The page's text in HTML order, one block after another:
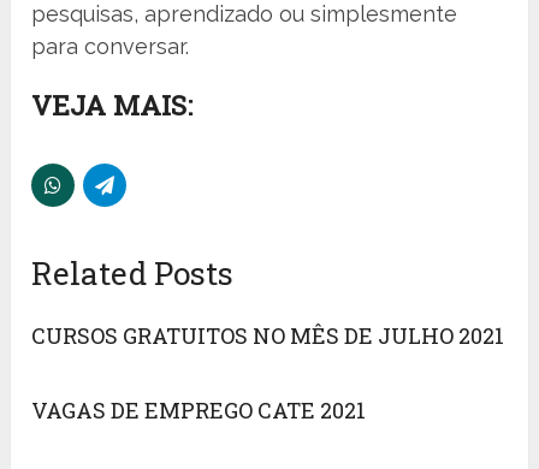
pesquisas, aprendizado ou simplesmente
para conversar.
VEJA MAIS:
Related Posts
CURSOS GRATUITOS NO MÊS DE JULHO 2021
VAGAS DE EMPREGO CATE 2021